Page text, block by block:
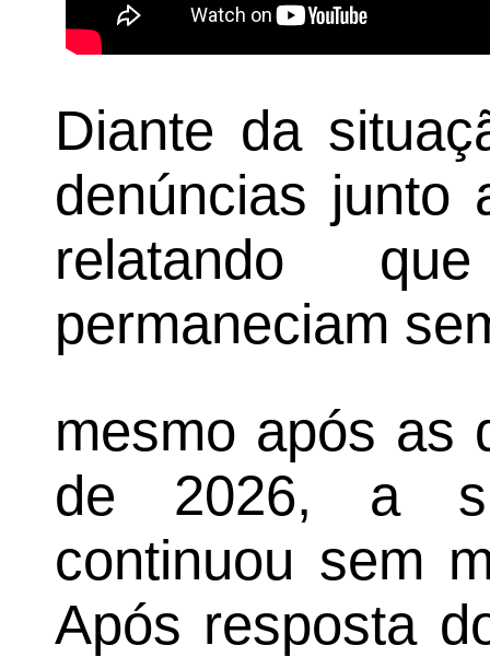
Diante da
denúncias junto
relatando
permaneciam
mesmo após as
de 2026, a
continuou sem
Após resposta